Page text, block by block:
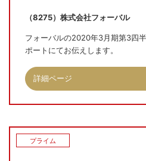
（8275）株式会社フォーバル
フォーバルの2020年3月期第3四
ポートにてお伝えします。
詳細ページ
プライム